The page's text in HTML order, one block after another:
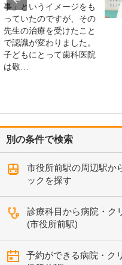
別の条件で検索
市役所前駅の周辺駅か
ックを探す
診療科目から病院・ク
(市役所前駅)
予約ができる病院・ク
事」というイメージをも
っていたのですが、その
先生の治療を受けたこと
で認識が変わりました。
子どもにとって歯科医院
は敬…